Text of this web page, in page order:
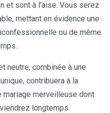
et sont à l’aise. Vous serez
mettant en évidence une
ou de même
neutre, combinée à une
contribuera à la
mariage merveilleuse dont
longtemps.